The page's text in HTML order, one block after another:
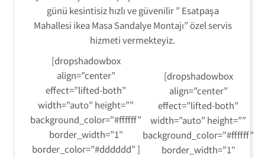
günü kesintisiz hızlı ve güvenilir ” Esatpaşa
Mahallesi ikea Masa Sandalye Montajı” özel servis
hizmeti vermekteyiz.
[dropshadowbox
align=”center”
effect=”lifted-both”
width=”auto” height=””
background_color=”#ffffff”
border_width=”1″
border_color=”#dddddd” ]
[dropshadowbox
align=”center”
effect=”lifted-both”
width=”auto” height=””
background_color=”#ffffff”
border_width=”1″